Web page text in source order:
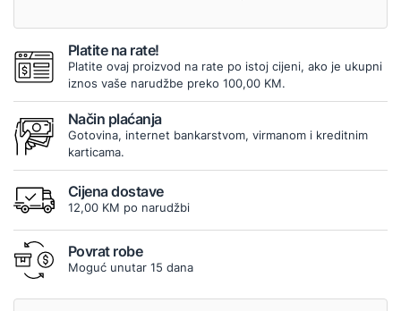
Platite na rate!
Platite ovaj proizvod na rate po istoj cijeni, ako je ukupni
iznos vaše narudžbe preko 100,00 KM.
Način plaćanja
Gotovina, internet bankarstvom, virmanom i kreditnim
karticama.
Cijena dostave
12,00 KM po narudžbi
Povrat robe
Moguć unutar 15 dana